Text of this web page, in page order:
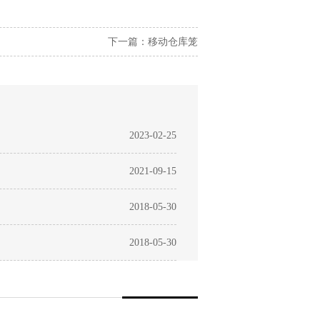
下一篇： 移动仓库笼
2023-02-25
2021-09-15
2018-05-30
2018-05-30